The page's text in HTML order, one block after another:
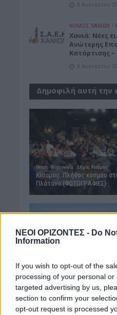
ΝΕΟΙ ΟΡΙΖΟΝΤΕΣ - Do
Information
If you wish to opt-out of the
processing of your personal
targeted advertising by us,
section to confirm your
opt-out request is processed
8 Αυγούστου
ΝΟΜΌΣ ΧΑΝΊΩΝ •
Χανιά: Νέες
Ανώτερης
Κατάρτισης –
8 Αυγούστου
Δημοφιλή αυτή την